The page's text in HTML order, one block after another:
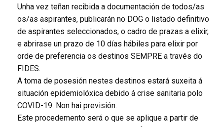
Unha vez teñan recibida a documentación de todos/as
os/as aspirantes, publicarán no DOG o listado definitivo
de aspirantes seleccionados, o cadro de prazas a elixir,
e abrirase un prazo de 10 días hábiles para elixir por
orde de preferencia os destinos SEMPRE a través do
FIDES.
A toma de posesión nestes destinos estará suxeita á
situación epidemiolóxica debido á crise sanitaria polo
COVID-19. Non hai previsión.
Este procedemento será o que se aplique a partir de